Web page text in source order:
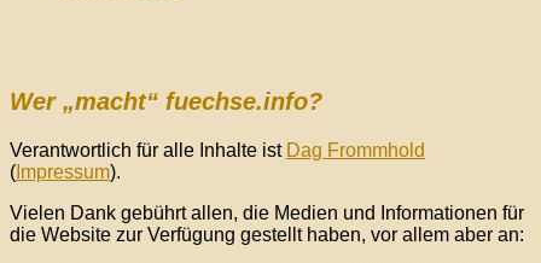
Wer „macht“ fuechse.info?
Verantwortlich für alle Inhalte ist Dag Frommhold
( Impressum).
Vielen Dank gebührt allen, die Medien und Informationen für
die Website zur Verfügung gestellt haben, vor allem aber an: